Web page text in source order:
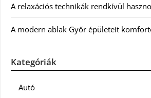
A relaxációs technikák rendkívül
A modern ablak Győr épületeit
Kategóriák
Autó